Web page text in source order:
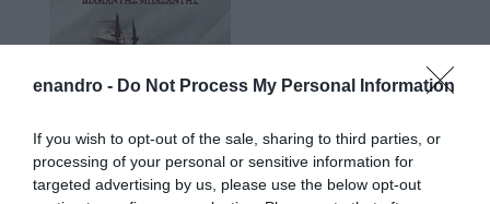
enandro - Do Not Process My Personal Information
If you wish to opt-out of the sale, sharing to third parties, or
processing of your personal or sensitive information for
targeted advertising by us, please use the below opt-out